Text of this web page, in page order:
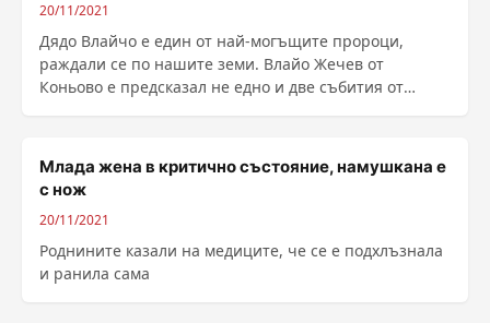
20/11/2021
Дядо Влайчо е един от най-могъщите пророци,
раждали се по нашите земи. Влайо Жечев от
Коньово е предсказал не едно и две събития от
Млада жена в критично състояние, намушкана е
с нож
20/11/2021
Роднините казали на медиците, че се е подхлъзнала
и ранила сама